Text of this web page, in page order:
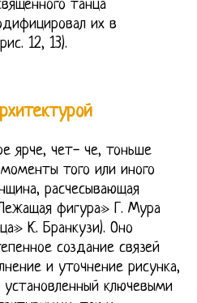
танца
их в
12, 13).
ярче, чет- че, тоньше
того или иного
расчесывающая
фигура» Г. Мура
К. Бранкузи). Оно
создание связей
и уточнение рисунка,
ключевыми